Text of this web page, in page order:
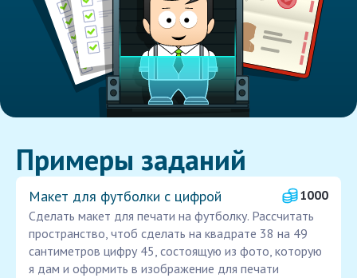
Примеры заданий
Макет для футболки с цифрой
1000
Сделать макет для печати на футболку. Рассчитать
пространство, чтоб сделать на квадрате 38 на 49
сантиметров цифру 45, состоящую из фото, которую
я дам и оформить в изображение для печати